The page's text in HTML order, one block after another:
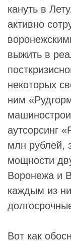
кануть в
активно
выжить в
некоторых
ним
аутсорсинг
млн рублей,
мощности
Воронежа и
каждым из
Вот как